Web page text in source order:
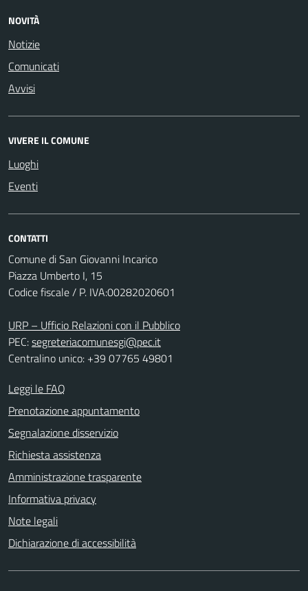
NOVITÀ
Notizie
Comunicati
Avvisi
VIVERE IL COMUNE
Luoghi
Eventi
CONTATTI
Comune di San Giovanni Incarico
Piazza Umberto I, 15
Codice fiscale / P. IVA:00282020601
URP – Ufficio Relazioni con il Pubblico
PEC:segreteriacomunesgi@pec.it
Centralino unico: +39 07765 49801
Leggi le FAQ
Prenotazione appuntamento
Segnalazione disservizio
Richiesta assistenza
Amministrazione trasparente
Informativa privacy
Note legali
Dichiarazione di accessibilità